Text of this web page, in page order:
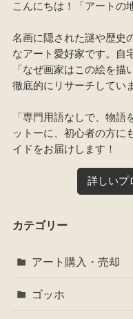
こんにちは！「アートの
名画に隠された謎や歴史
なアート愛好家です。自
「なぜ画家はこの絵を
徹底的にリサーチしてい
「専門用語なしで、物
ットーに、初心者の方に
イドをお届けします！
詳しいプ
カテゴリー
アート購入・売却
ゴッホ